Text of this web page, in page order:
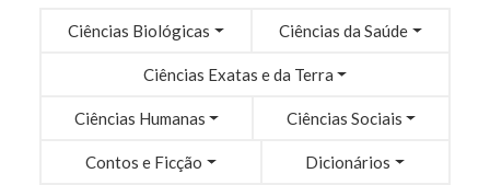
Ciências Biológicas Ciências da Saúde
Ciências Exatas e da Terra
Ciências Humanas Ciências Sociais
Contos e Ficção Dicionários